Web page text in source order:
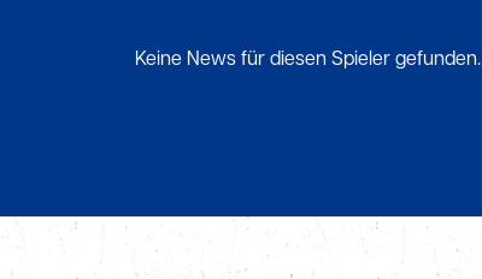
Keine News für diesen Spieler gefunden.